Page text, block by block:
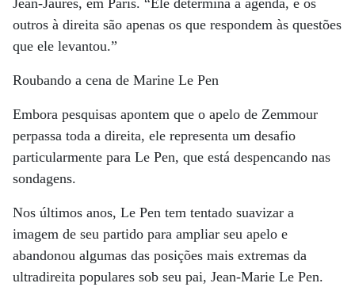
Jean-Jaures, em Paris. “Ele determina a agenda, e os
outros à direita são apenas os que respondem às questões
que ele levantou.”
Roubando a cena de Marine Le Pen
Embora pesquisas apontem que o apelo de Zemmour
perpassa toda a direita, ele representa um desafio
particularmente para Le Pen, que está despencando nas
sondagens.
Nos últimos anos, Le Pen tem tentado suavizar a
imagem de seu partido para ampliar seu apelo e
abandonou algumas das posições mais extremas da
ultradireita populares sob seu pai, Jean-Marie Le Pen.